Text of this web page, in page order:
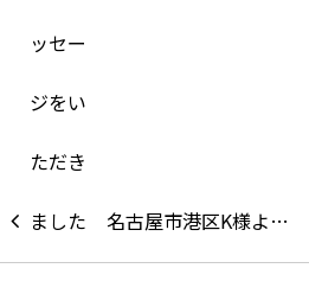
名古屋市港区K様よ…